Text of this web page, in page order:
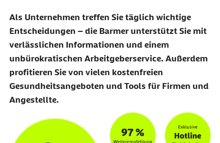
Als Unternehmen treffen Sie täglich wichtige
Entscheidungen – die Barmer unterstützt Sie mit
verlässlichen Informationen und einem
unbürokratischen Arbeitgeberservice. Außerdem
profitieren Sie von vielen kostenfreien
Gesundheitsangeboten und Tools für Firmen und
Angestellte.